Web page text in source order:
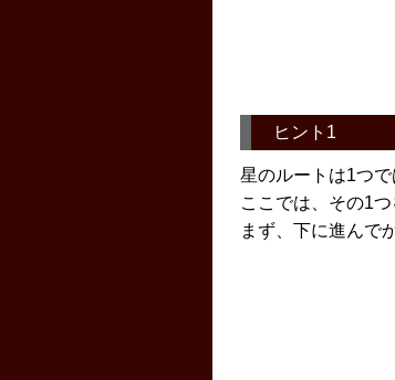
ヒント1
星のルートは1つで
ここでは、その1つ
まず、下に進んで